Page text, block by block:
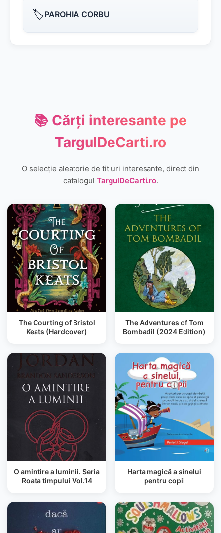
🏷️PAROHIA CORBU
📚 Cărți interesante pe
TargulDeCarti.ro
O selecție aleatorie de titluri interesante, direct din
catalogul TargulDeCarti.ro.
The Courting of Bristol
Keats (Hardcover)
The Adventures of Tom
Bombadil (2024 Edition)
O amintire a luminii. Seria
Roata timpului Vol.14
Harta magică a sinelui
pentru copii